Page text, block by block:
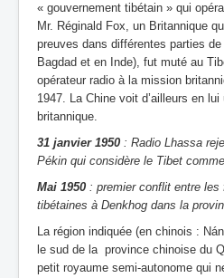
« gouvernement tibétain » qui
Mr. Réginald Fox, un Britannique
preuves dans différentes parties de
Bagdad et en Inde), fut muté au
opérateur radio à la mission
1947. La Chine voit d’ailleurs en
britannique.
31 janvier 1950 : Radio Lhassa
Pékin qui considère le Tibet
Mai 1950 : premier conflit entre
tibétaines à Denkhog dans la
La région indiquée (en chinois :
le sud de la province chinoise du
petit royaume semi-autonome qui